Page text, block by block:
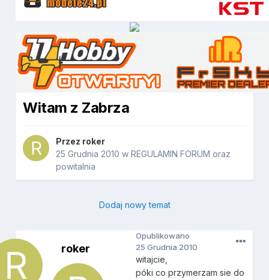
Witam z Zabrza
Przez roker
25 Grudnia 2010 wREGULAMIN FORUM oraz
powitalnia
Dodaj nowy temat
roker
Opublikowano
25 Grudnia 2010
witajcie,
póki co przymerzam sie do